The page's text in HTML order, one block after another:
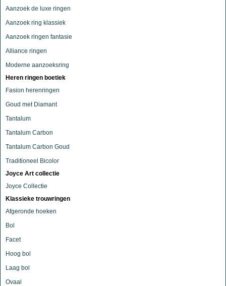
Aanzoek de luxe ringen
Aanzoek ring klassiek
Aanzoek ringen fantasie
Alliance ringen
Moderne aanzoeksring
Heren ringen boetiek
Fasion herenringen
Goud met Diamant
Tantalum
Tantalum Carbon
Tantalum Carbon Goud
Traditioneel Bicolor
Joyce Art collectie
Joyce Collectie
Klassieke trouwringen
Afgeronde hoeken
Bol
Facet
Hoog bol
Laag bol
Ovaal